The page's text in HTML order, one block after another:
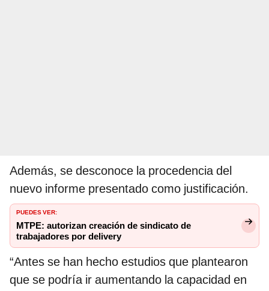
Además, se desconoce la procedencia del
nuevo informe presentado como justificación.
PUEDES VER:
MTPE: autorizan creación de sindicato de
trabajadores por delivery
“Antes se han hecho estudios que plantearon
que se podría ir aumentando la capacidad en